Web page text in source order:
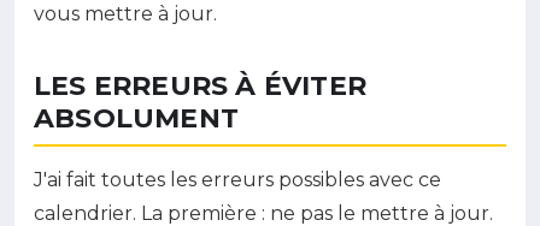
vous mettre à jour.
LES ERREURS À ÉVITER
ABSOLUMENT
J'ai fait toutes les erreurs possibles avec ce
calendrier. La première : ne pas le mettre à jour.